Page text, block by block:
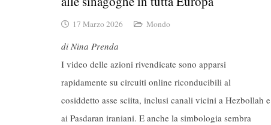
17 Marzo 2026 Mondo
di Nina Prenda
I video delle azioni rivendicate sono apparsi
rapidamente su circuiti online riconducibili al
cosiddetto asse sciita, inclusi canali vicini a Hezbollah e
ai Pasdaran iraniani. E anche la simbologia sembra